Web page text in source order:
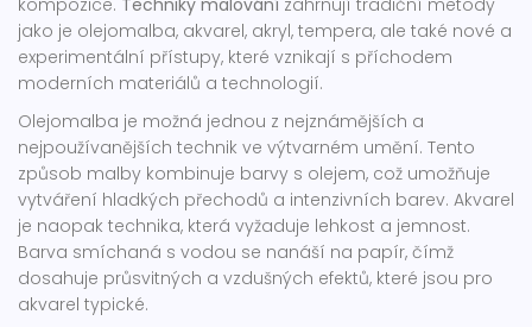
kompozice. Techniky malování zahrnují tradiční metody
jako je olejomalba, akvarel, akryl, tempera, ale také nové a
experimentální přístupy, které vznikají s příchodem
moderních materiálů a technologií.
Olejomalba je možná jednou z nejznámějších a
nejpoužívanějších technik ve výtvarném umění. Tento
způsob malby kombinuje barvy s olejem, což umožňuje
vytváření hladkých přechodů a intenzivních barev. Akvarel
je naopak technika, která vyžaduje lehkost a jemnost.
Barva smíchaná s vodou se nanáší na papír, čímž
dosahuje průsvitných a vzdušných efektů, které jsou pro
akvarel typické.